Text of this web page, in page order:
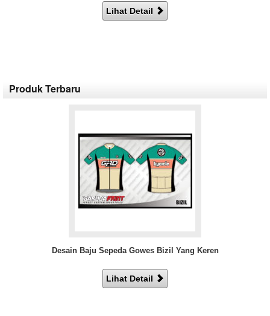
Lihat Detail
Produk Terbaru
Desain Baju Sepeda Gowes Bizil Yang Keren
Lihat Detail